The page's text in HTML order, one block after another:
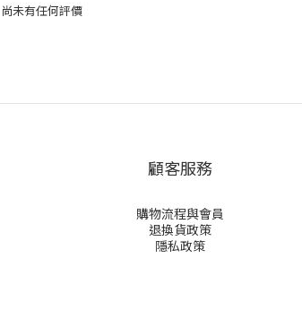
尚未有任何評價
顧客服務
購物流程與會員
退換貨政策
隱私政策